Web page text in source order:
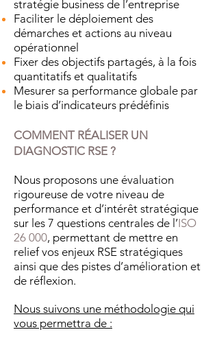
stratégie business de l’entreprise
Faciliter le déploiement des
démarches et actions au niveau
opérationnel
Fixer des objectifs partagés, à la fois
quantitatifs et qualitatifs
Mesurer sa performance globale par
le biais d’indicateurs prédéfinis
COMMENT RÉALISER UN
DIAGNOSTIC RSE ?
Nous proposons une évaluation
rigoureuse de votre niveau de
performance et d’intérêt stratégique
sur les 7 questions centrales de l’ISO
26 000, permettant de mettre en
relief vos enjeux RSE stratégiques
ainsi que des pistes d’amélioration et
de réflexion.
Nous suivons une méthodologie qui
vous permettra de :